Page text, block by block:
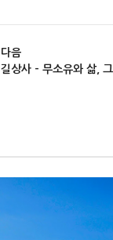
다음
길상사 - 무소유와 삶,